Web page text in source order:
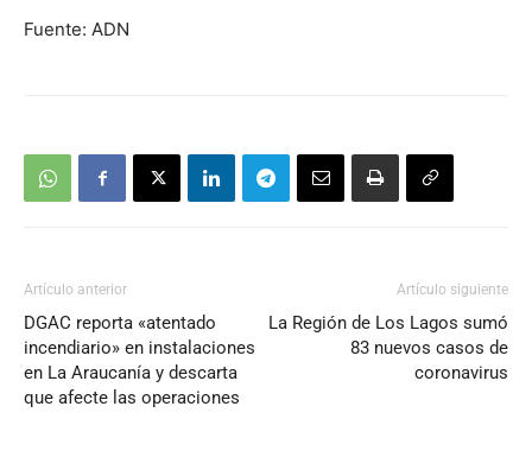
Fuente: ADN
Artículo anterior
DGAC reporta «atentado
incendiario» en instalaciones
en La Araucanía y descarta
que afecte las operaciones
Artículo siguiente
La Región de Los Lagos sumó
83 nuevos casos de
coronavirus